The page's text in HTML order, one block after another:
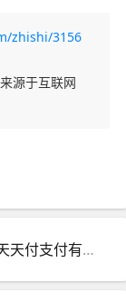
zhishi/3156
源于互联网
下一篇：天天付支付有限公司干嘛的_天天付官网客服电话